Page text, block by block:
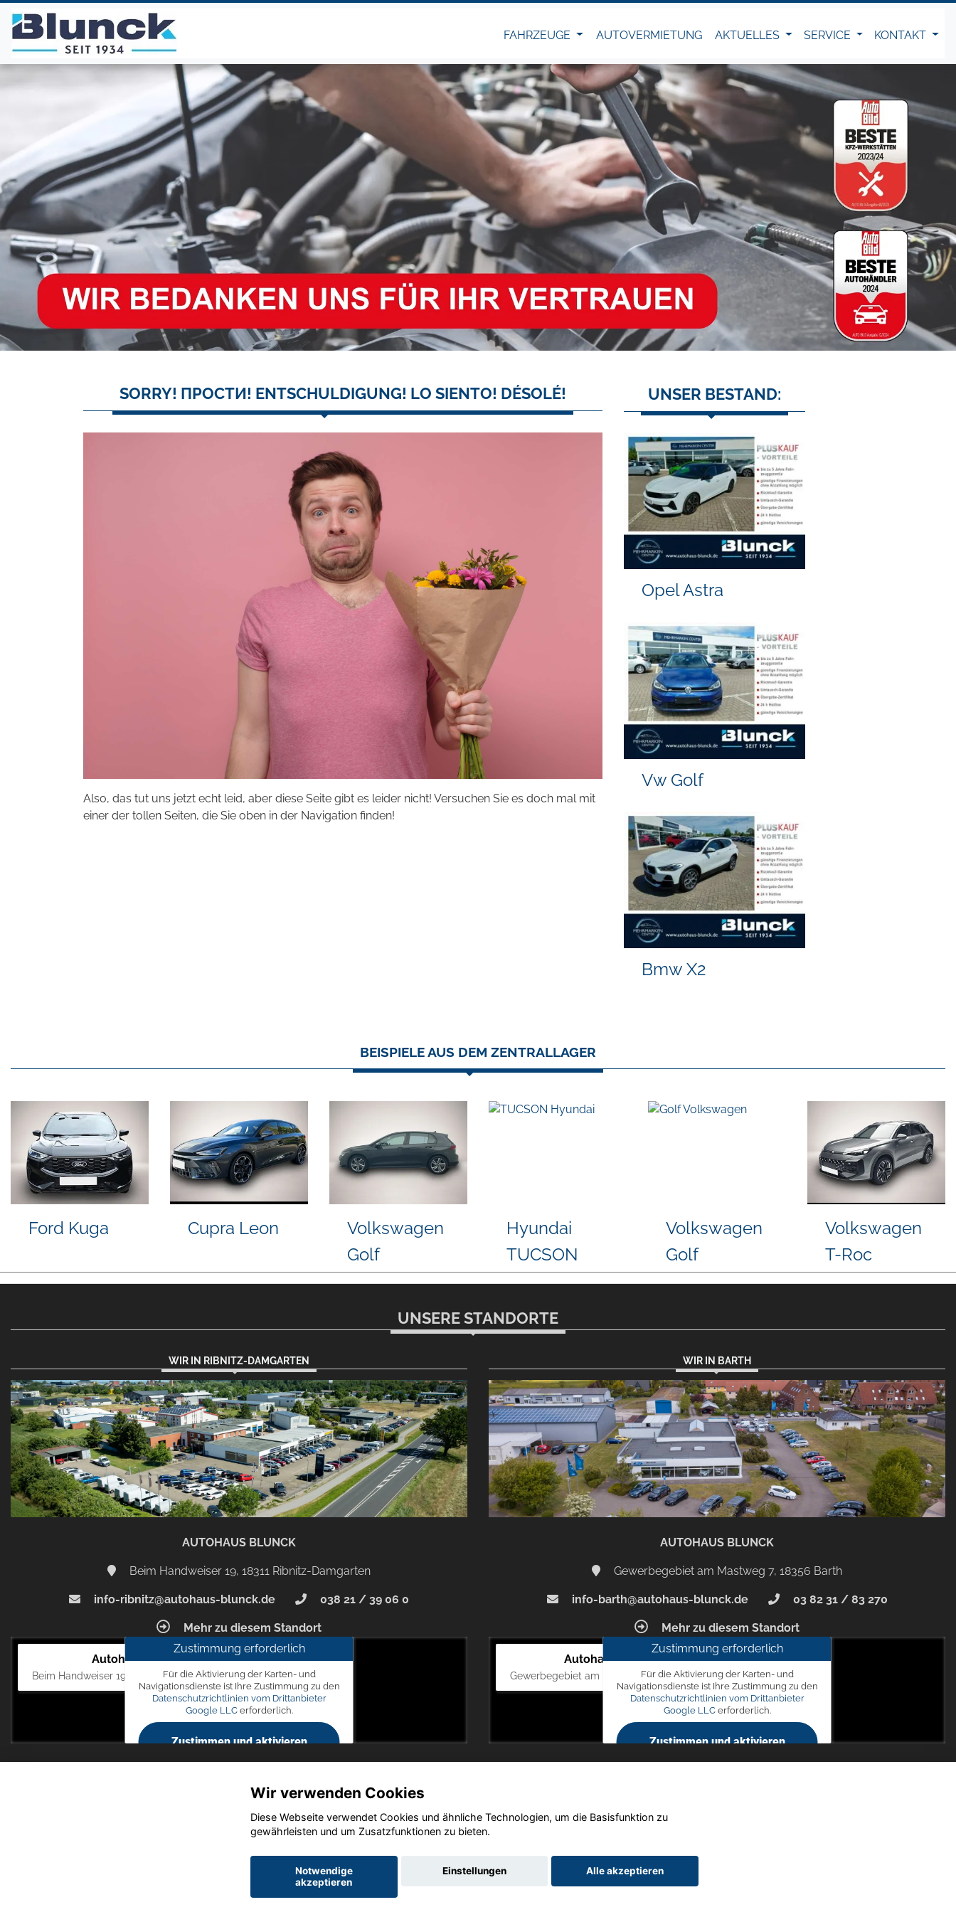
FAHRZEUGE AUTOVERMIETUNG AKTUELLES SERVICE KONTAKT
SORRY! ПРОСТИ! ENTSCHULDIGUNG! LO SIENTO! DÉSOLÉ!
Also, das tut uns jetzt echt leid, aber diese Seite gibt es leider nicht! Versuchen Sie es doch mal mit
einer der tollen Seiten, die Sie oben in der Navigation finden!
UNSER BESTAND:
Opel Astra
Vw Golf
Bmw X2
BEISPIELE AUS DEM ZENTRALLAGER
Volkswagen
Peugeot
Audi A3 MG HS
Volkswagen
Volkswagen
Tiguan
UNSERE STANDORTE
WIR IN RIBNITZ-DAMGARTEN
AUTOHAUS BLUNCK
Beim Handweiser 19, 18311 Ribnitz-Damgarten
info-ribnitz@autohaus-blunck.de 038 21 / 39 06 0
Mehr zu diesem Standort
Autohaus Blunck
Beim Handweiser 19, 18311 Ribnitz-Damgarten
Zustimmung erforderlich
Für die Aktivierung der Karten- und
Navigationsdienste ist Ihre Zustimmung zu den
Datenschutzrichtlinien vom Drittanbieter
Google LLCerforderlich.
Zustimmen und aktivieren
WIR IN BARTH
AUTOHAUS BLUNCK
Gewerbegebiet am Mastweg 7, 18356 Barth
info-barth@autohaus-blunck.de 03 82 31 / 83 270
Mehr zu diesem Standort
Autohaus Blunck
Gewerbegebiet am Mastweg 7, 18356 Barth
Zustimmung erforderlich
Für die Aktivierung der Karten- und
Navigationsdienste ist Ihre Zustimmung zu den
Datenschutzrichtlinien vom Drittanbieter
Google LLCerforderlich.
Zustimmen und aktivieren
Copyright © 2026. Autohaus Blunck
Startseite AGB
Wir verwenden Cookies
Diese Webseite verwendet Cookies und ähnliche Technologien, um die Basisfunktion zu
gewährleisten und um Zusatzfunktionen zu bieten.
Notwendige
akzeptieren
Einstellungen Alle akzeptieren